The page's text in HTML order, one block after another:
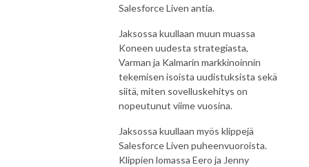
Salesforce Liven antia.
Jaksossa kuullaan muun muassa
Koneen uudesta strategiasta,
Varman ja Kalmarin markkinoinnin
tekemisen isoista uudistuksista sekä
siitä, miten sovelluskehitys on
nopeutunut viime vuosina.
Jaksossa kuullaan myös klippejä
Salesforce Liven puheenvuoroista.
Klippien lomassa Eero ja Jenny